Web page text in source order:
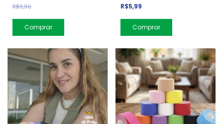
R$9,90
Comprar
R$5,99
Comprar